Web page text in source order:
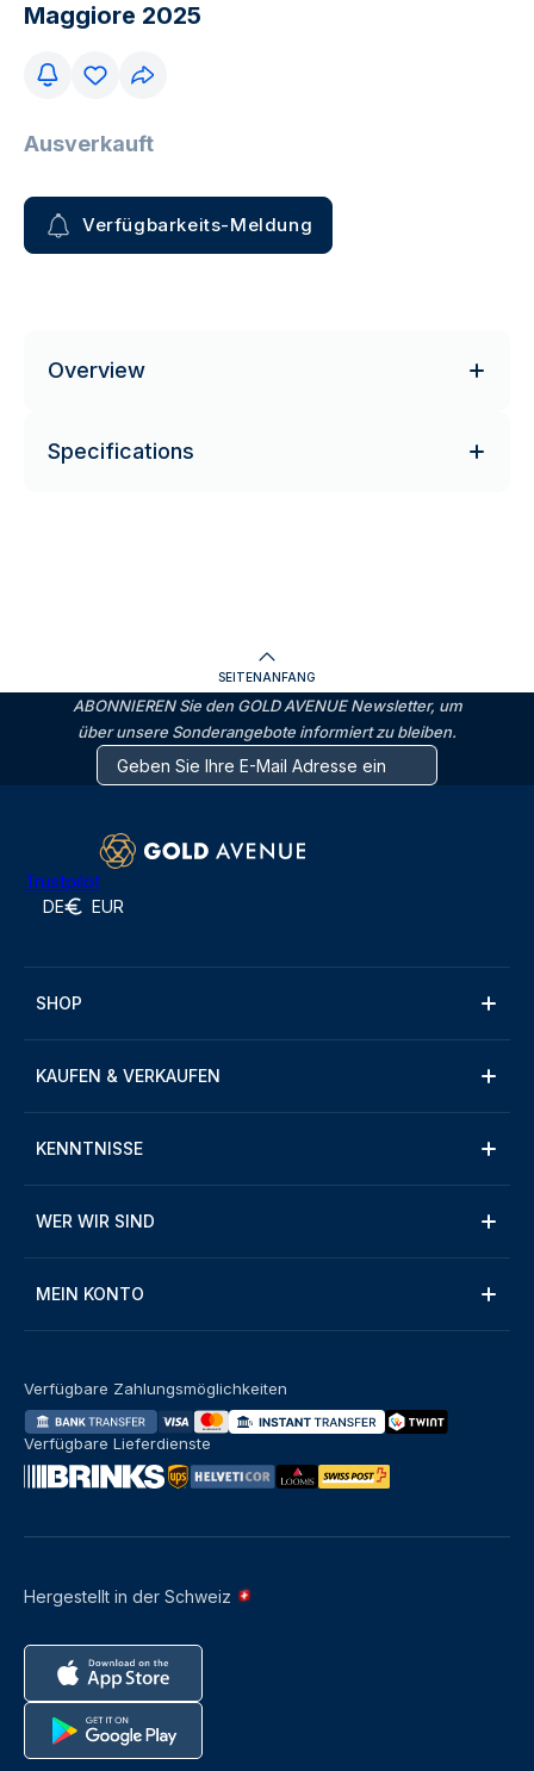
Maggiore 2025
Ausverkauft
Verfügbarkeits-Meldung
Overview
Specifications
SEITENANFANG
ABONNIEREN Sie den GOLD AVENUE Newsletter, um
über unsere Sonderangebote informiert zu bleiben.
Trustpilot
DE EUR
SHOP
KAUFEN & VERKAUFEN
KENNTNISSE
WER WIR SIND
MEIN KONTO
Hergestellt in der Schweiz
Verfügbare Zahlungsmöglichkeiten
Verfügbare Lieferdienste